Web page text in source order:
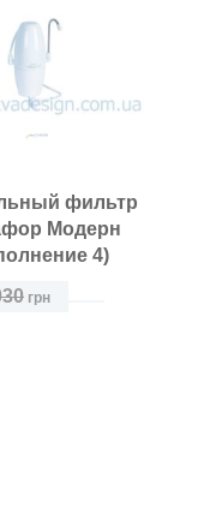
фильтр
Модерн
4)
грн